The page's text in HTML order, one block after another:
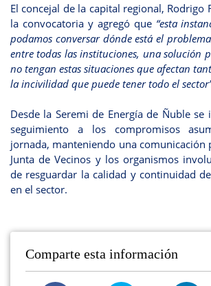
El concejal de la capital regional, Rodrigo
la convocatoria y agregó que“esta
podamos conversar dónde está el
entre todas las instituciones, una solución
no tengan estas situaciones que afectan
la incivilidad que puede tener todo el
Desde la Seremi de Energía de Ñuble se
seguimiento a los compromisos
jornada, manteniendo una comunicación
Junta de Vecinos y los organismos
de resguardar la calidad y continuidad
en el sector.
Comparte esta información